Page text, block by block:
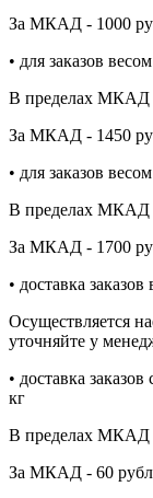
За МКАД - 1000
• для заказов
В пределах МКАД
За МКАД - 1450
• для заказов
В пределах МКАД
За МКАД - 1700
• доставка
Осуществляется
уточняйте у
• доставка
кг
В пределах МКАД
За МКАД - 60